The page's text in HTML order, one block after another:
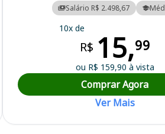
Esgoto de Bariri
Salário R$ 2.498,67
10x de
R$ 15,99
ou R$ 159,90 à vista
Comprar Agora
Ver Mais